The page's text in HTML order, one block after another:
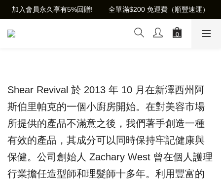
加入會員永久享有5%回贈!        全單滿$200 免運費（順豐速運）
Shear Revival 於 2013 年 10 月在新澤西州阿
斯伯里帕克的一個小廚房開始。在對美容市場
所提供的產品不滿意之後，我們著手創造一種
有效的產品，其成分可以同時保持牢記健康與
保健。公司創始人 Zachary West 曾在個人護理
行業擔任造型師和理髮師十多年。利用豐富的